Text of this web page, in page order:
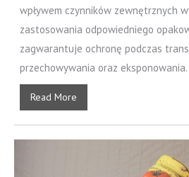
wpływem czynników zewnętrznych
zastosowania odpowiedniego
zagwarantuje ochronę podczas
przechowywania oraz
Read More